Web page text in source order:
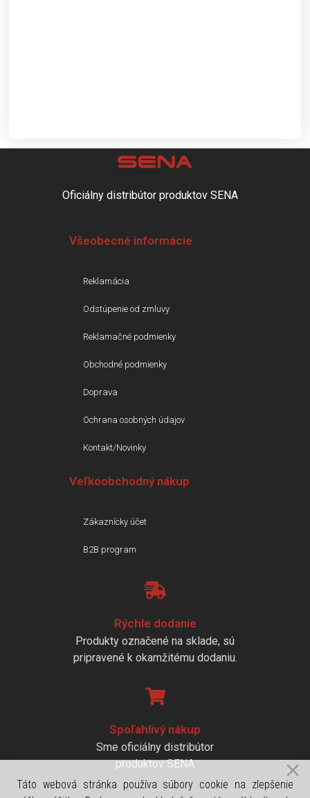
Oficiálny distribútor produktov SENA
Všeobecné informácie
Reklamácia
Odstúpenie od zmluvy
Reklamačné podmienky
Obchodné podmienky
Doprava
Ochrana osobných údajov
Kontakt/Novinky
Veľkoobchodný nákup
Zákaznícky účet
B2B program
Rýchle dodanie
Produkty označené na sklade, sú
pripravené k okamžitému dodaniu.
Spoľahlivý nákup
Sme oficiálny distribútor
produktov SENA
Táto webová stránka používa súbory cookie na zlepšenie